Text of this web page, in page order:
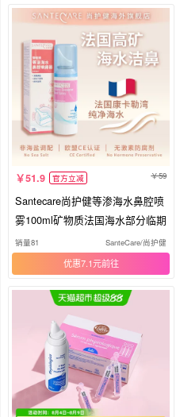
51.9 官方立减 59
Santecare尚护健等渗海水鼻腔喷
雾100ml矿物质法国海水部分临期
销量81 SanteCare/尚护健
优惠7.1元